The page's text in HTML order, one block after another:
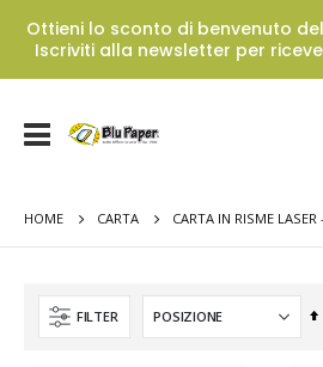
Ottieni lo sconto di benvenuto
Iscriviti alla newsletter per
Toggle
HOME CARTA CARTA IN RISME LASER
FILTER